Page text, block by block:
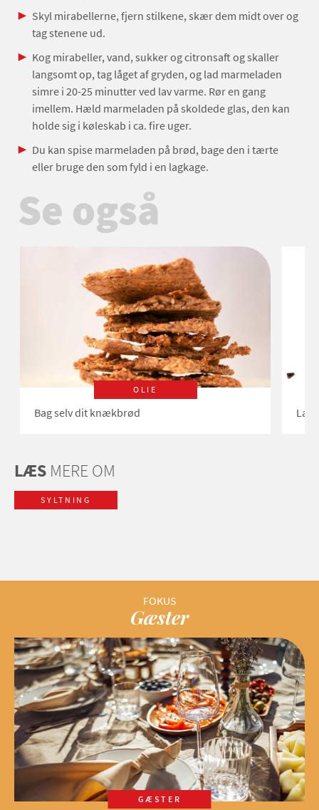
Skyl mirabellerne, fjern stilkene, skær dem midt over og
tag stenene ud.
Kog mirabeller, vand, sukker og citronsaft og skaller
langsomt op, tag låget af gryden, og lad marmeladen
simre i 20-25 minutter ved lav varme. Rør en gang
imellem. Hæld marmeladen på skoldede glas, den kan
holde sig i køleskab i ca. fire uger.
Du kan spise marmeladen på brød, bage den i tærte
eller bruge den som fyld i en lagkage.
Se også
OLIE
Bag selv dit knækbrød Lav
LÆS MERE OM
SYLTNING
Gæster
GÆSTER